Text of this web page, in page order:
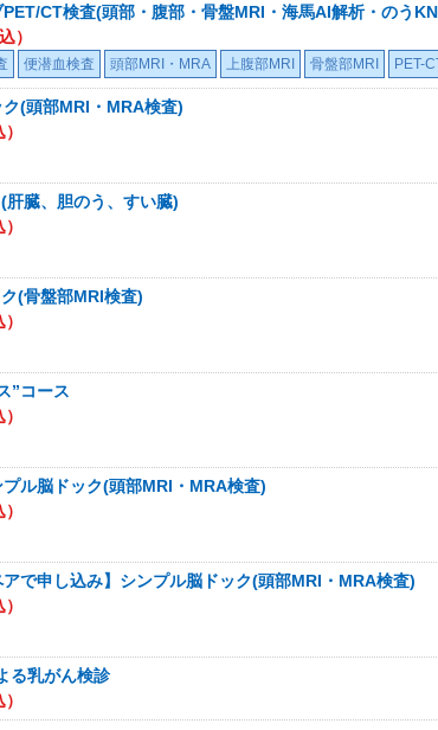
CT検査(頭部・腹部・骨盤MRI・海馬AI解析・のう
）
便潜血検査 頭部MRI・MRA 上腹部MRI 骨盤部MRI PET-
(頭部MRI・MRA検査)
肝臓、胆のう、すい臓)
(骨盤部MRI検査)
”コース
プル脳ドック(頭部MRI・MRA検査)
アで申し込み】シンプル脳ドック(頭部MRI・MRA検査)
る乳がん検診